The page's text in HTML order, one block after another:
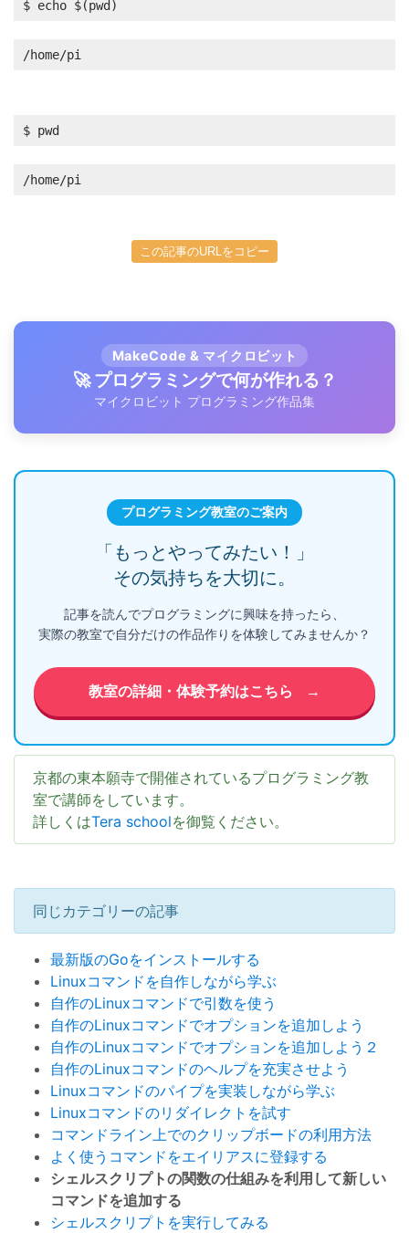
$ echo $(pwd)
/home/pi
$ pwd
/home/pi
この記事のURLをコピー
MakeCode & マイクロビット
🚀 プログラミングで何が作れる？
マイクロビット プログラミング作品集
プログラミング教室のご案内
「もっとやってみたい！」
その気持ちを大切に。
記事を読んでプログラミングに興味を持ったら、
実際の教室で自分だけの作品作りを体験してみませんか？
教室の詳細・体験予約はこちら →
京都の東本願寺で開催されているプログラミング教
室で講師をしています。
詳しくはTera schoolを御覧ください。
同じカテゴリーの記事
最新版のGoをインストールする
Linuxコマンドを自作しながら学ぶ
自作のLinuxコマンドで引数を使う
自作のLinuxコマンドでオプションを追加しよう
自作のLinuxコマンドでオプションを追加しよう２
自作のLinuxコマンドのヘルプを充実させよう
Linuxコマンドのパイプを実装しながら学ぶ
Linuxコマンドのリダイレクトを試す
コマンドライン上でのクリップボードの利用方法
よく使うコマンドをエイリアスに登録する
シェルスクリプトの関数の仕組みを利用して新しい
コマンドを追加する
シェルスクリプトを実行してみる